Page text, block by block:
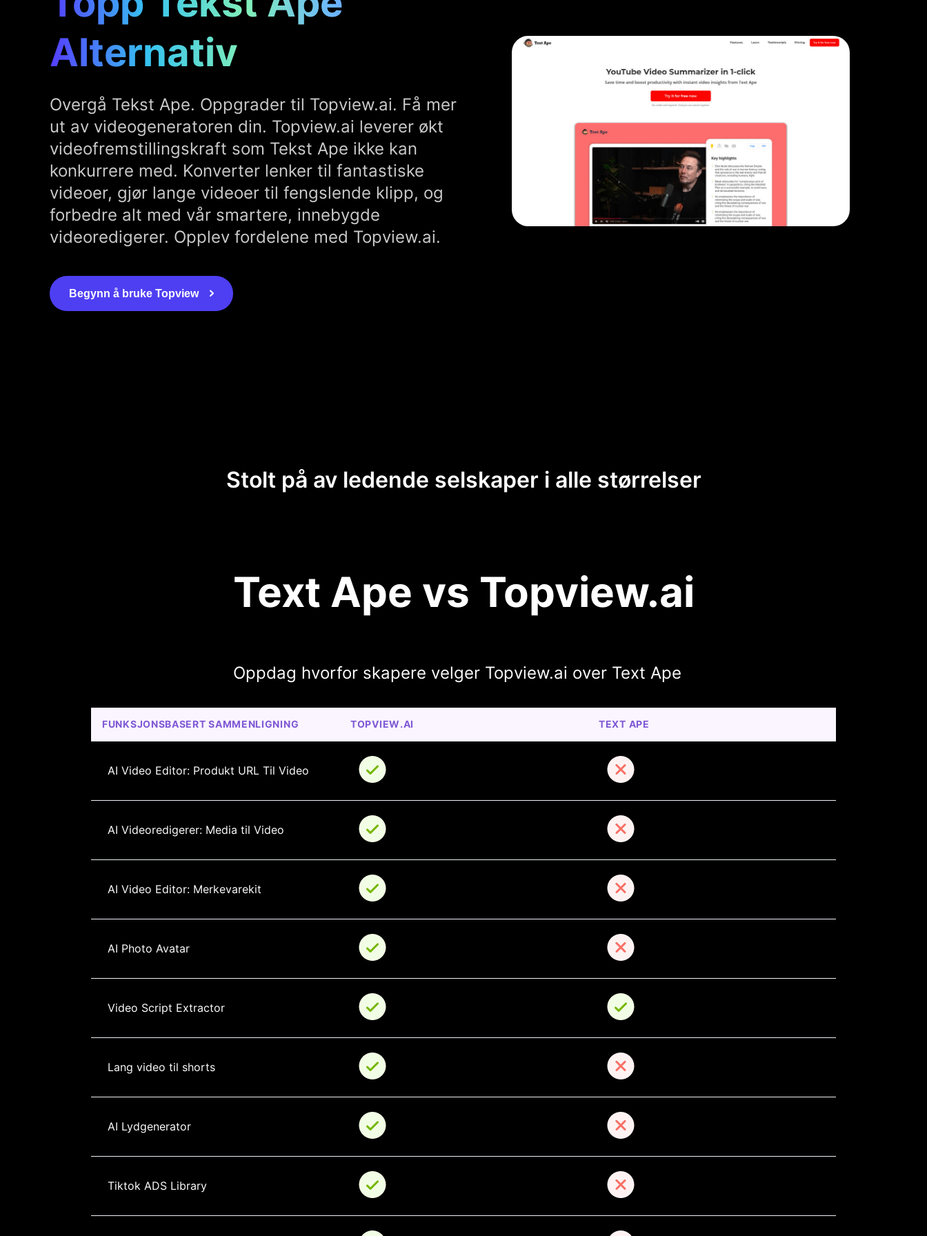
Alternativ
Overgå Tekst Ape. Oppgrader til Topview.ai. Få mer
ut av videogeneratoren din. Topview.ai leverer økt
videofremstillingskraft som Tekst Ape ikke kan
konkurrere med. Konverter lenker til fantastiske
videoer, gjør lange videoer til fengslende klipp, og
forbedre alt med vår smartere, innebygde
videoredigerer. Opplev fordelene med Topview.ai.
Begynn å bruke Topview
Stolt på av ledende selskaper i alle størrelser
Text Ape vs Topview.ai
Oppdag hvorfor skapere velger Topview.ai over Text Ape
FUNKSJONSBASERT SAMMENLIGNING TOPVIEW.AI TEXT APE
AI Video Editor: Produkt URL Til Video
AI Videoredigerer: Media til Video
AI Video Editor: Merkevarekit
AI Photo Avatar
Video Script Extractor
Lang video til shorts
AI Lydgenerator
Tiktok ADS Library